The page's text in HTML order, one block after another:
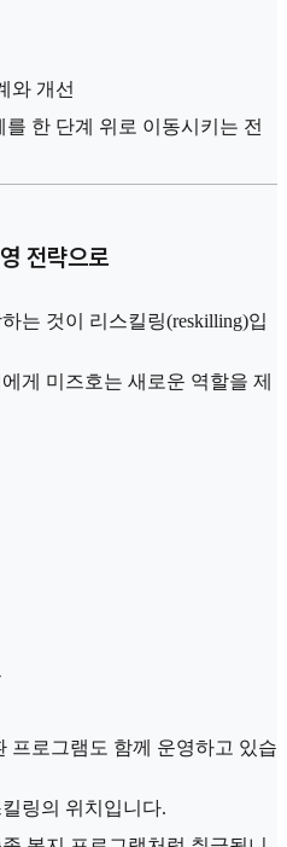
와 개선
한 단계 위로 이동시키는 전
전략으로
는 것이 리스킬링(reskilling)입
게 미즈호는 새로운 역할을 제
프로그램도 함께 운영하고 있습
링의 위치입니다.